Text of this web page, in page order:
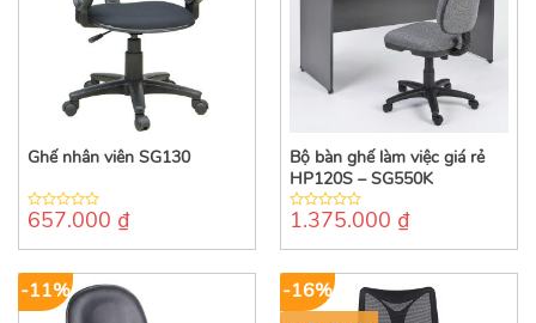
Ghế nhân viên SG130
0
of
657.000 ₫
Bộ bàn ghế làm việc giá rẻ
HP120S – SG550K
0
of
1.375.000 ₫
-11% -16%